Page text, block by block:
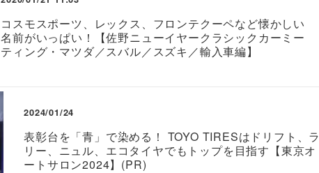
コスモスポーツ、レックス、フロンテクーペなど懐かしい
名前がいっぱい！【佐野ニューイヤークラシックカーミー
ティング・マツダ／スバル／スズキ／輸入車編】
2024/01/24
表彰台を「青」で染める！ TOYO TIRESはドリフト、ラ
リー、ニュル、エコタイヤでもトップを目指す【東京オ
ートサロン2024】(PR)